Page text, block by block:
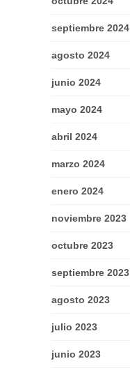
septiembre 2024
agosto 2024
junio 2024
mayo 2024
abril 2024
marzo 2024
enero 2024
noviembre 2023
octubre 2023
septiembre 2023
agosto 2023
julio 2023
junio 2023